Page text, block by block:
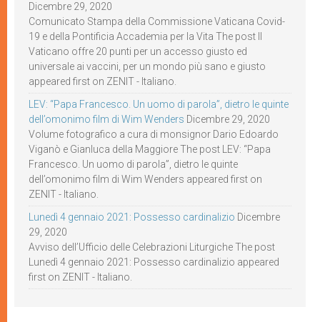
Dicembre 29, 2020
Comunicato Stampa della Commissione Vaticana Covid-
19 e della Pontificia Accademia per la Vita The post Il
Vaticano offre 20 punti per un accesso giusto ed
universale ai vaccini, per un mondo più sano e giusto
appeared first on ZENIT - Italiano.
LEV: “Papa Francesco. Un uomo di parola”, dietro le quinte
dell’omonimo film di Wim Wenders Dicembre 29, 2020
Volume fotografico a cura di monsignor Dario Edoardo
Viganò e Gianluca della Maggiore The post LEV: “Papa
Francesco. Un uomo di parola”, dietro le quinte
dell’omonimo film di Wim Wenders appeared first on
ZENIT - Italiano.
Lunedì 4 gennaio 2021: Possesso cardinalizio Dicembre
29, 2020
Avviso dell’Ufficio delle Celebrazioni Liturgiche The post
Lunedì 4 gennaio 2021: Possesso cardinalizio appeared
first on ZENIT - Italiano.